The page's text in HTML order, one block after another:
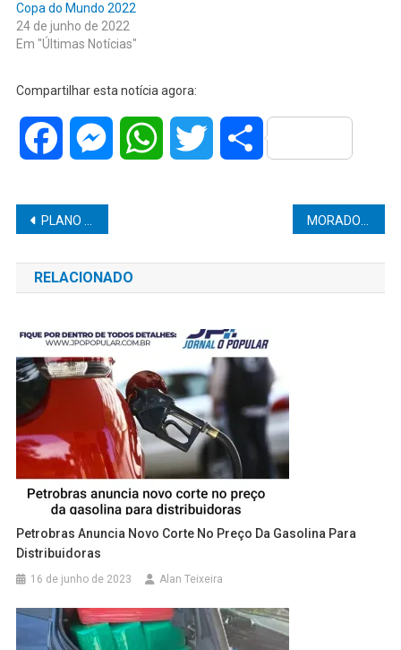
Copa do Mundo 2022
24 de junho de 2022
Em "Últimas Notícias"
Compartilhar esta notícia agora:
Facebook MessengerWhatsAppTwitter Share
Navegação
de
Post
PLANO SÃO PAULO: COMÉRCIO SEGUE FUNCIONANDO ATÉ AS 21H MORADORA DE MARÍLIA DA RELATO EMOCIONADO SOBRE FALTA DE LEITOS DE UTI, SUA MÃE DE 82 ANOS ESTÁ INTUBADA
RELACIONADO
Petrobras Anuncia Novo Corte No Preço Da Gasolina Para
Distribuidoras
16 de junho de 2023 Alan Teixeira